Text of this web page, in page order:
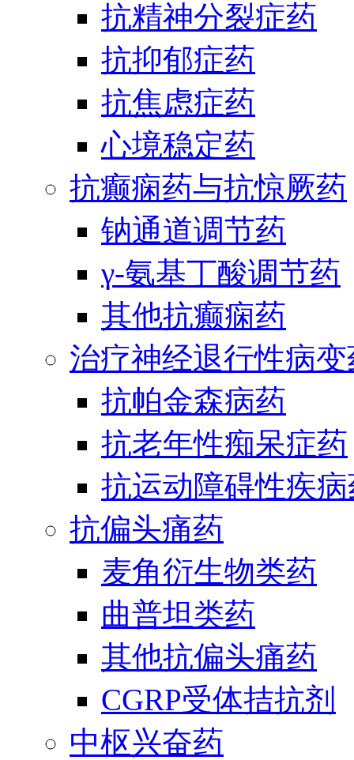
抗精神分裂症药
抗抑郁症药
抗焦虑症药
心境稳定药
抗癫痫药与抗惊厥药
钠通道调节药
γ-氨基丁酸调节药
其他抗癫痫药
治疗神经退行性病
抗帕金森病药
抗老年性痴呆症药
抗运动障碍性疾
抗偏头痛药
麦角衍生物类药
曲普坦类药
其他抗偏头痛药
CGRP受体拮抗剂
中枢兴奋药